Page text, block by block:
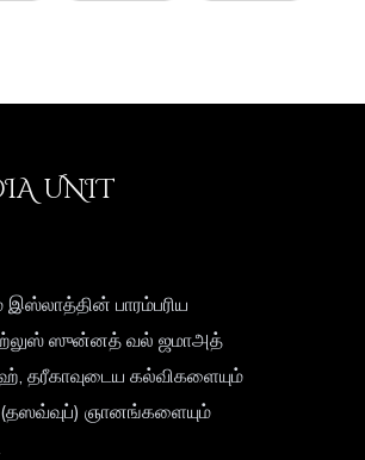
UNIT
பாரம்பரிய
ஸுன்னத் வல் ஜமாஅத்
தரீகாவுடைய கல்விகளையும்
ஞானங்களையும்